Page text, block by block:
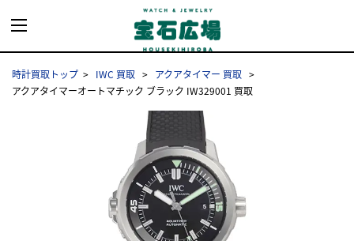
時計買取トップ IWC 買取
アクアタイマー 買取
アクアタイマーオートマチック ブラック IW329001 買取